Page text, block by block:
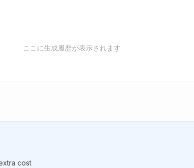
ここに生成履歴が表示されます
cost